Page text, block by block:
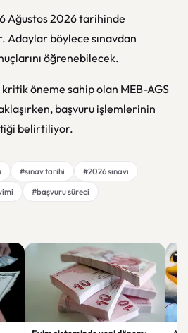
Ağustos 2026 tarihinde
Adaylar böylece sınavdan
öğrenebilecek.
öneme sahip olan MEB-AGS
başvuru işlemlerinin
belirtiliyor.
#sınav tarihi
#2026 sınavı
#başvuru süreci